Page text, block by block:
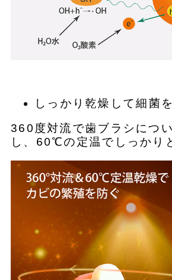
しっかり乾燥して細菌
360度対流で歯ブラシにつ
し、60℃の定温でしっかり